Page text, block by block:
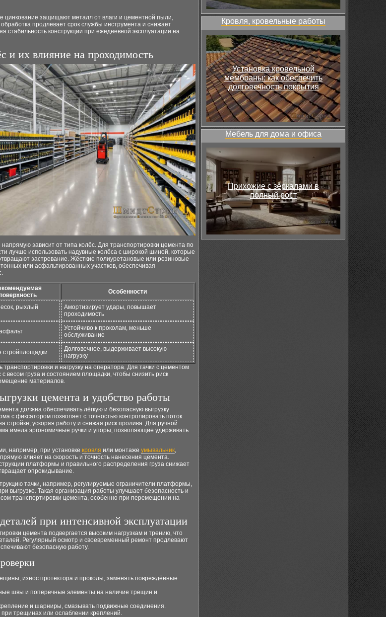
цинкование защищают металл от влаги и цементной пыли,
продлевает срок службы инструмента и снижает
стабильность конструкции при ежедневной эксплуатации на
и их влияние на проходимость
напрямую зависит от типа колёс. Для транспортировки цемента по
лучше использовать надувные колёса с широкой шиной, которые
застревание. Жёсткие полиуретановые или резиновые
или асфальтированных участков, обеспечивая
Особенности
рыхлый
Амортизирует удары, повышает
проходимость
Устойчиво к проколам, меньше
обслуживание
стройплощадки
Долговечное, выдерживает высокую
нагрузку
транспортировки и нагрузку на оператора. Для тачки с цементом
весом груза и состоянием площадки, чтобы снизить риск
материалов.
цемента и удобство работы
должна обеспечивать лёгкую и безопасную выгрузку
с фиксатором позволяет с точностью контролировать поток
стройке, ускоряя работу и снижая риск пролива. Для ручной
имела эргономичные ручки и упоры, позволяющие удерживать
например, при установке кровля или монтаже умывальник,
влияет на скорость и точность нанесения цемента.
платформы и правильного распределения груза снижает
опрокидывание.
тачки, например, регулируемые ограничители платформы,
выгрузке. Такая организация работы улучшает безопасность и
транспортировки цемента, особенно при перемещении на
при интенсивной эксплуатации
цемента подвергается высоким нагрузкам и трению, что
Регулярный осмотр и своевременный ремонт продлевают
безопасную работу.
износ протектора и проколы, заменять повреждённые
швы и поперечные элементы на наличие трещин и
и шарниры, смазывать подвижные соединения.
при трещинах или ослаблении креплений.
Кровля, кровельные работы
Установка кровельной
мембраны: как обеспечить
долговечность покрытия
Мебель для дома и офиса
Прихожие с зеркалами в
полный рост